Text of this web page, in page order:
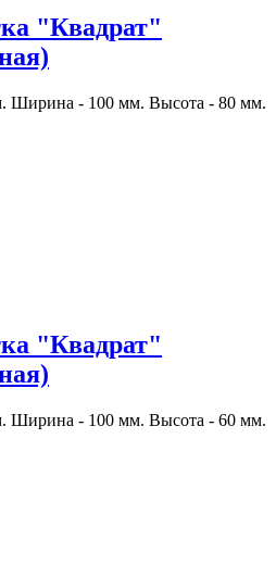
"Квадрат"
Ширина - 100 мм. Высота - 80 мм.
"Квадрат"
Ширина - 100 мм. Высота - 60 мм.